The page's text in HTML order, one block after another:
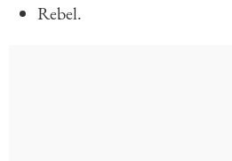
Rebel.